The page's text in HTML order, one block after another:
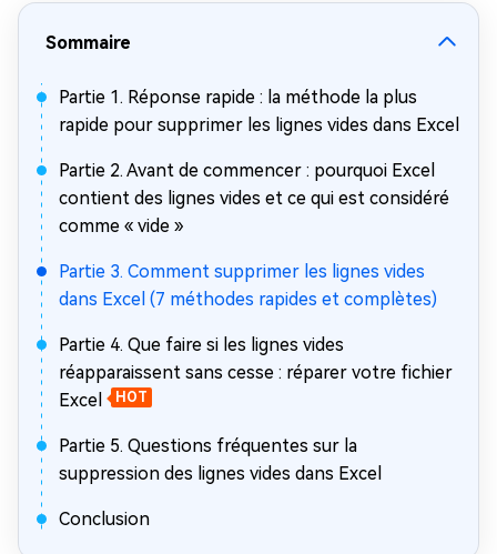
Sommaire
Partie 1. Réponse rapide : la méthode la plus
rapide pour supprimer les lignes vides dans Excel
Partie 2. Avant de commencer : pourquoi Excel
contient des lignes vides et ce qui est considéré
comme « vide »
Partie 3. Comment supprimer les lignes vides
dans Excel (7 méthodes rapides et complètes)
Partie 4. Que faire si les lignes vides
réapparaissent sans cesse : réparer votre fichier
Excel
HOT
Partie 5. Questions fréquentes sur la
suppression des lignes vides dans Excel
Conclusion